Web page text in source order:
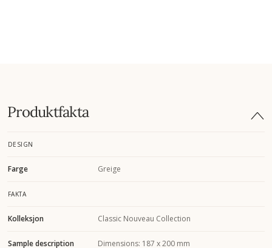
Produktfakta
DESIGN
Farge Greige
FAKTA
Kolleksjon Classic Nouveau Collection
Sample description Dimensions: 187 x 200 mm